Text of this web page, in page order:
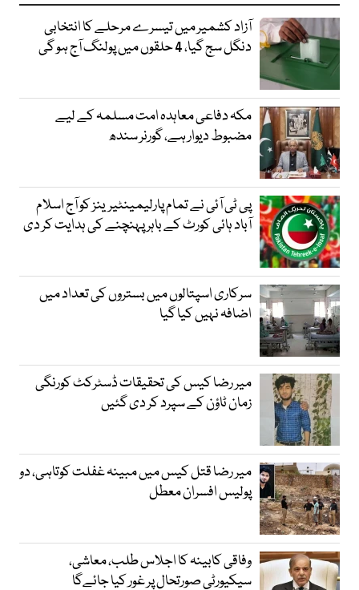
آزاد کشمیر میں تیسرے مرحلے کا انتخابی
دنگل سج گیا، 4 حلقوں میں پولنگ آج ہو گی
مکہ دفاعی معاہدہ امت مسلمہ کے لیے
مضبوط دیوار ہے، گورنر سندھ
پی ٹی آئی نے تمام پارلیمینٹیرینز کو آج اسلام
آباد ہائی کورٹ کے باہر پہنچنے کی ہدایت کر دی
سرکاری اسپتالوں میں بستروں کی تعداد میں
اضافہ نہیں کیا گیا
میر رضا کیس کی تحقیقات ڈسٹرکٹ کورنگی
زمان ٹاؤن کے سپرد کر دی گئیں
میر رضا قتل کیس میں مبینہ غفلت کوتاہی، دو
پولیس افسران معطل
وفاقی کابینہ کا اجلاس طلب، معاشی،
سیکیورٹی صورتحال پر غور کیا جائےگا